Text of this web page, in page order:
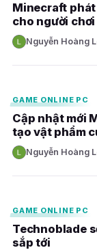
Minecraft
cho người chơi
N Nguyễn Hoàng
GAME ONLINE PC
Cập nhật mới
tạo vật phẩm
N Nguyễn Hoàng
GAME ONLINE PC
Technoblade
sắp tới